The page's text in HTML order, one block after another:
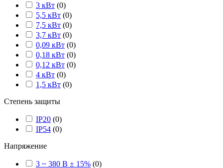
3 кВт (0)
5,5 кВт (0)
7,5 кВт (0)
3,7 кВт (0)
0,09 кВт (0)
0,18 кВт (0)
0,12 кВт (0)
4 кВт (0)
1,5 кВт (0)
Степень защиты
IP20 (0)
IP54 (0)
Напряжение
3 ~ 380 В ± 15% (0)